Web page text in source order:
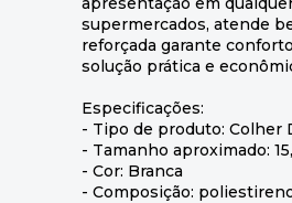
supermercados, atende
reforçada garante
solução prática e
Especificações:
- Tipo de produto: Colher
- Tamanho aproximado:
- Cor: Branca
- Composição: